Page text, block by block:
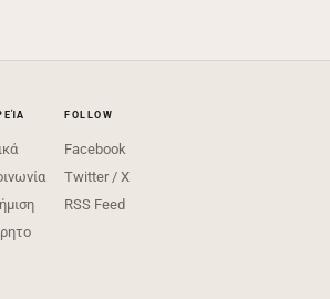
FOLLOW
Facebook
Twitter / X
RSS Feed